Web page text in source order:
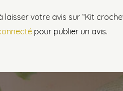
laisser votre avis sur “Kit
pour publier un avis.